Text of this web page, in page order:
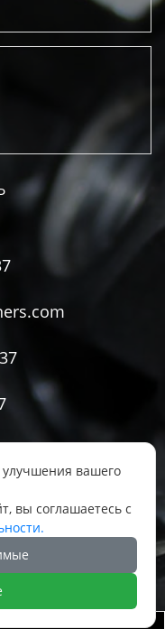
улицы,
район Юннянь,
Хэбэй, Китай
вашего
вы соглашаетесь с